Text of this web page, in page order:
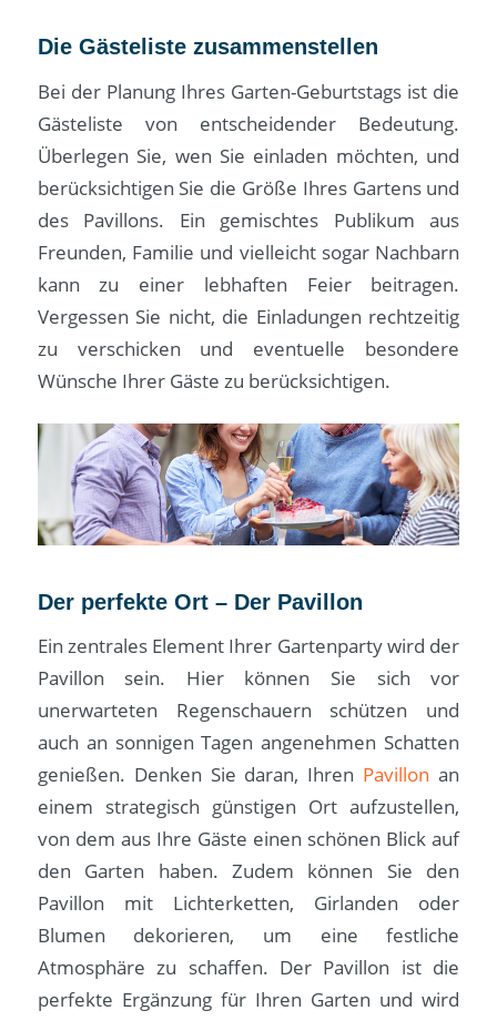
Die Gästeliste zusammenstellen
Bei der Planung Ihres Garten-Geburtstags ist die
Gästeliste von entscheidender Bedeutung.
Überlegen Sie, wen Sie einladen möchten, und
berücksichtigen Sie die Größe Ihres Gartens und
des Pavillons. Ein gemischtes Publikum aus
Freunden, Familie und vielleicht sogar Nachbarn
kann zu einer lebhaften Feier beitragen.
Vergessen Sie nicht, die Einladungen rechtzeitig
zu verschicken und eventuelle besondere
Wünsche Ihrer Gäste zu berücksichtigen.
Der perfekte Ort – Der Pavillon
Ein zentrales Element Ihrer Gartenparty wird der
Pavillon sein. Hier können Sie sich vor
unerwarteten Regenschauern schützen und
auch an sonnigen Tagen angenehmen Schatten
genießen. Denken Sie daran, Ihren Pavillon an
einem strategisch günstigen Ort aufzustellen,
von dem aus Ihre Gäste einen schönen Blick auf
den Garten haben. Zudem können Sie den
Pavillon mit Lichterketten, Girlanden oder
Blumen dekorieren, um eine festliche
Atmosphäre zu schaffen. Der Pavillon ist die
perfekte Ergänzung für Ihren Garten und wird